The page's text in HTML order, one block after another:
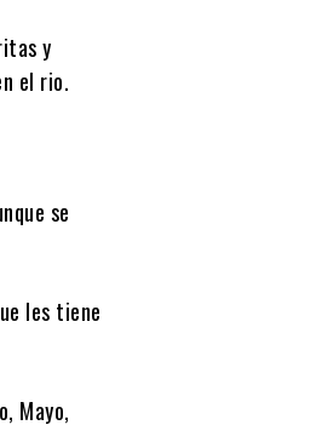
y
el rio.
se
les tiene
Mayo,